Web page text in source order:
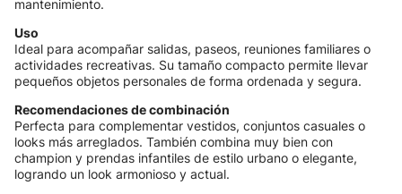
mantenimiento.
Uso
Ideal para acompañar salidas, paseos, reuniones familiares o
actividades recreativas. Su tamaño compacto permite llevar
pequeños objetos personales de forma ordenada y segura.
Recomendaciones de combinación
Perfecta para complementar vestidos, conjuntos casuales o
looks más arreglados. También combina muy bien con
champion y prendas infantiles de estilo urbano o elegante,
logrando un look armonioso y actual.